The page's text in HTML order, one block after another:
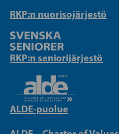
RKP:n nuorisojärjestö
RKP:n seniorijärjestö
ALDE-puolue